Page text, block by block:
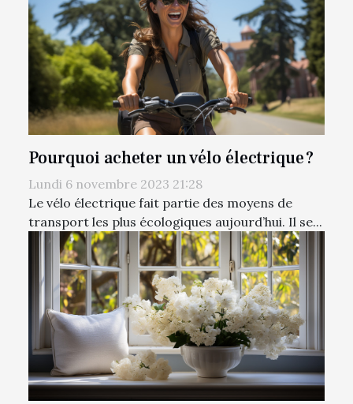
Pourquoi acheter un vélo électrique ?
Lundi 6 novembre 2023 21:28
Le vélo électrique fait partie des moyens de
transport les plus écologiques aujourd’hui. Il se...